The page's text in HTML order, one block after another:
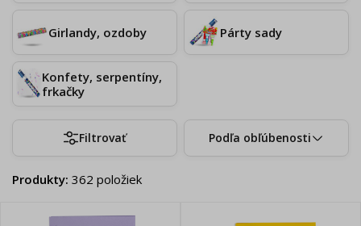
Girlandy, ozdoby Párty sady
Konfety, serpentíny,
frkačky
Filtrovať Podľa obľúbenosti
Produkty: 362 položiek